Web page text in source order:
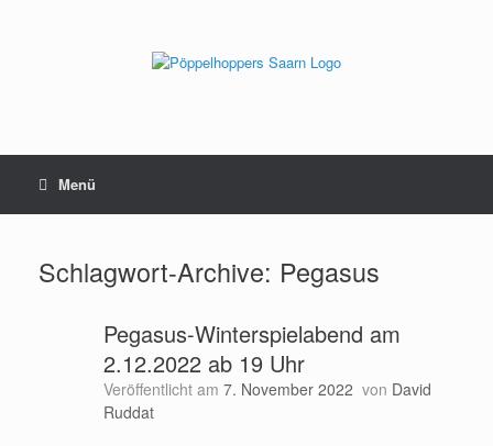
Menü
Schlagwort-Archive: Pegasus
Pegasus-Winterspielabend am
2.12.2022 ab 19 Uhr
Veröffentlicht am 7. November 2022 von David
Ruddat